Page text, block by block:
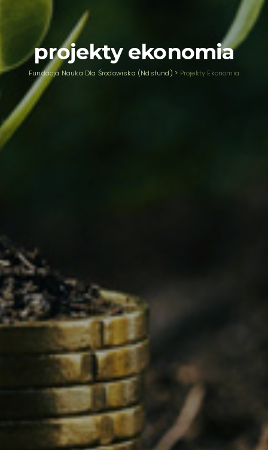
projekty ekonomia
Fundacja Nauka Dla Środowiska (ndsfund) > Projekty Ekonomia